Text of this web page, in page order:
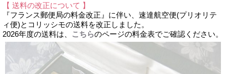
【 送料の改正について 】
『フランス郵便局の料金改正』に伴い、速達航空便(プリオリテ
ィ便)とコリッシモの送料を改正しました。
2026年度の送料は、
こちらのページの料金表でご確認ください。